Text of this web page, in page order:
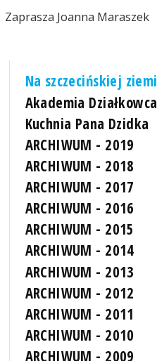
Zaprasza Joanna Maraszek
Na szczecińskiej ziemi
Akademia Działkowca
Kuchnia Pana Dzidka
ARCHIWUM - 2019
ARCHIWUM - 2018
ARCHIWUM - 2017
ARCHIWUM - 2016
ARCHIWUM - 2015
ARCHIWUM - 2014
ARCHIWUM - 2013
ARCHIWUM - 2012
ARCHIWUM - 2011
ARCHIWUM - 2010
ARCHIWUM - 2009